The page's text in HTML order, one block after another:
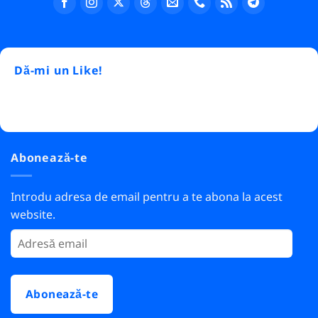
Dă-mi un Like!
Abonează-te
Introdu adresa de email pentru a te abona la acest
website.
Adresă
email
Abonează-te